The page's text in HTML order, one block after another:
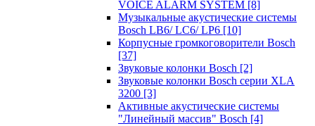
VOICE ALARM SYSTEM [8]
Музыкальные акустические системы
Bosch LB6/ LC6/ LP6 [10]
Корпусные громкоговорители Bosch
[37]
Звуковые колонки Bosch [2]
Звуковые колонки Bosch серии XLA
3200 [3]
Активные акустические системы
"Линейный массив" Bosch [4]